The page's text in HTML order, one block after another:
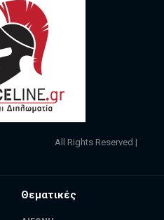
All Rights Reserved |
Θεματικές